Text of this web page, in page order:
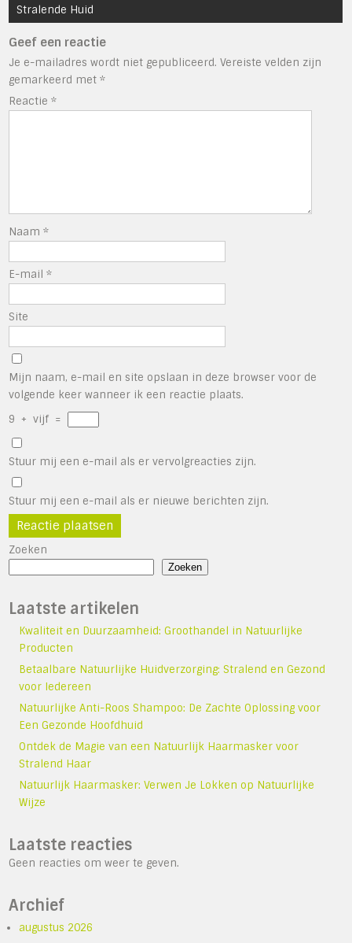
Stralende Huid
Geef een reactie
Je e-mailadres wordt niet gepubliceerd. Vereiste velden zijn
gemarkeerd met*
Reactie*
Naam*
E-mail*
Site
Mijn naam, e-mail en site opslaan in deze browser voor de
volgende keer wanneer ik een reactie plaats.
9 + vijf =
Stuur mij een e-mail als er vervolgreacties zijn.
Stuur mij een e-mail als er nieuwe berichten zijn.
Zoeken
Zoeken
Laatste artikelen
Kwaliteit en Duurzaamheid: Groothandel in Natuurlijke
Producten
Betaalbare Natuurlijke Huidverzorging: Stralend en Gezond
voor Iedereen
Natuurlijke Anti-Roos Shampoo: De Zachte Oplossing voor
Een Gezonde Hoofdhuid
Ontdek de Magie van een Natuurlijk Haarmasker voor
Stralend Haar
Natuurlijk Haarmasker: Verwen Je Lokken op Natuurlijke
Wijze
Laatste reacties
Geen reacties om weer te geven.
Archief
augustus 2026